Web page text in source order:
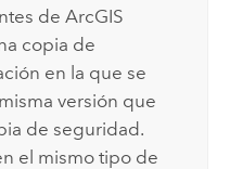
deArcGIS
copia de
en la que se
versión que
de seguridad.
el mismo tipo de